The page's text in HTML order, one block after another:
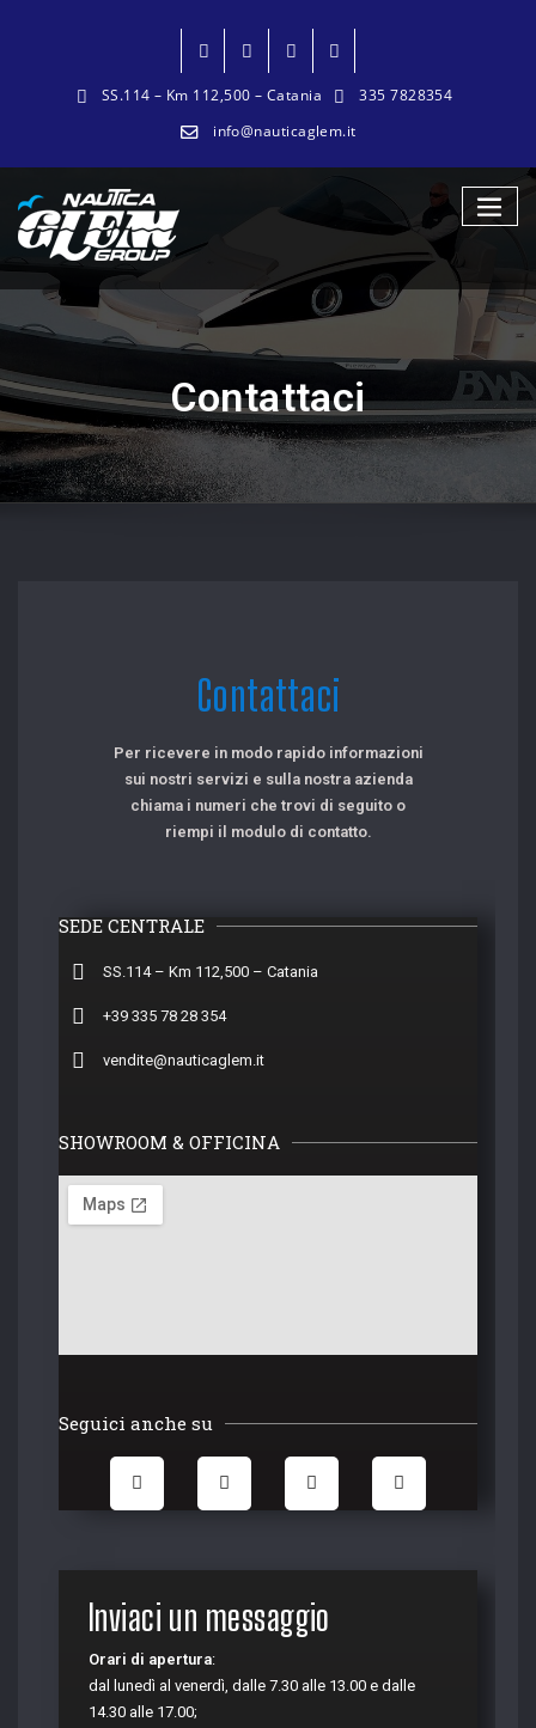
SS.114 – Km 112,500 – Catania
335 7828354
info@nauticaglem.it
Contattaci
Contattaci
Per ricevere in modo rapido informazioni
sui nostri servizi e sulla nostra azienda
chiama i numeri che trovi di seguito o
riempi il modulo di contatto.
SEDE CENTRALE
SS.114 – Km 112,500 – Catania
+39 335 78 28 354
vendite@nauticaglem.it
SHOWROOM & OFFICINA
Seguici anche su
Inviaci un messaggio
Orari di apertura:
dal lunedì al venerdì, dalle 7.30 alle 13.00 e dalle
14.30 alle 17.00;